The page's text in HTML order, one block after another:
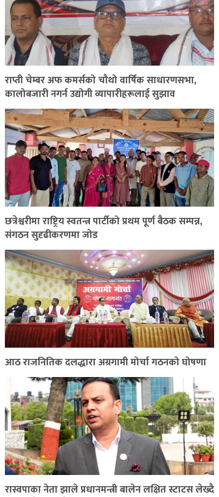
राप्ती चेम्बर अफ कमर्सको चौथो वार्षिक साधारणसभा,
कालोबजारी नगर्न उद्योगी व्यापारीहरूलाई सुझाव
छत्रेश्वरीमा राष्ट्रिय स्वतन्त्र पार्टीको प्रथम पूर्ण बैठक सम्पन्न,
संगठन सुदृढीकरणमा जोड
आठ राजनितिक दलद्धारा अग्रगामी मोर्चा गठनको घोषणा
रास्वपाका नेता झाले प्रधानमन्त्री बालेन लक्षित स्टाटस लेख्दै